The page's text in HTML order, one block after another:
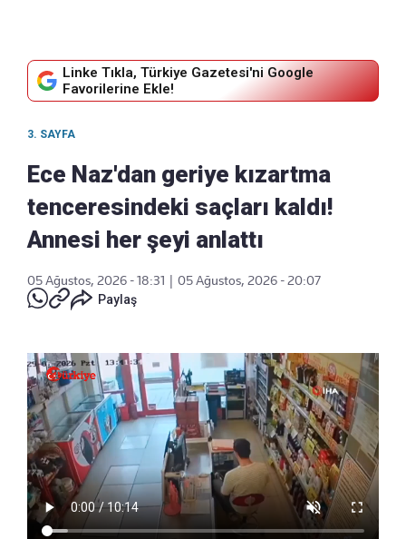
Linke Tıkla, Türkiye Gazetesi'ni Google
Favorilerine Ekle!
3. SAYFA
Ece Naz'dan geriye kızartma
tenceresindeki saçları kaldı!
Annesi her şeyi anlattı
05 Ağustos, 2026 - 18:31
05 Ağustos, 2026 - 20:07
Paylaş